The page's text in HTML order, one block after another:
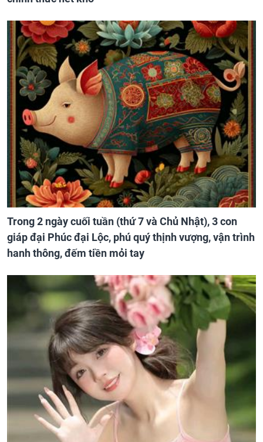
Trong 2 ngày cuối tuần (thứ 7 và Chủ Nhật), 3 con
giáp đại Phúc đại Lộc, phú quý thịnh vượng, vận trình
hanh thông, đếm tiền mỏi tay